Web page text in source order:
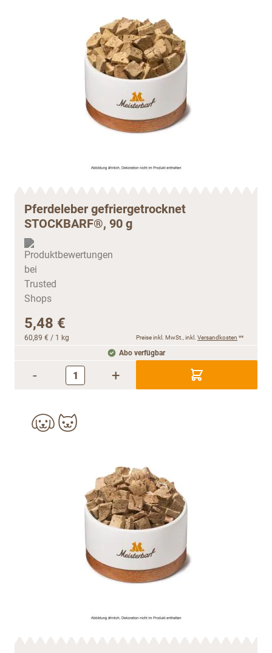
Pferdeleber gefriergetrocknet
STOCKBARF®, 90 g
5,48 €
60,89 € / 1 kg Preise inkl. MwSt., inkl. Versandkosten **
Abo verfügbar
- +